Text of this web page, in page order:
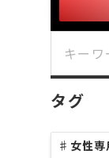
タグ
♯ 女性専